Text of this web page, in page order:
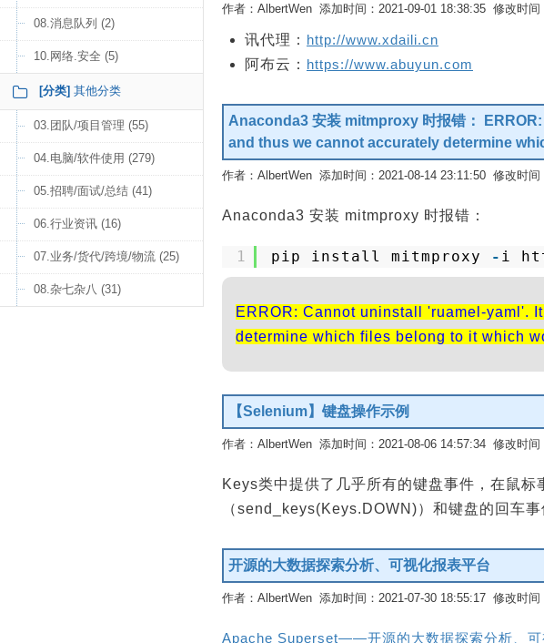
08.消息队列 (2)
10.网络.安全 (5)
[分类] 其他分类
03.团队/项目管理 (55)
04.电脑/软件使用 (279)
05.招聘/面试/总结 (41)
06.行业资讯 (16)
07.业务/货代/跨境/物流 (25)
08.杂七杂八 (31)
作者：AlbertWen 添加时间：2021-09-01 18:38:35 修改时间
讯代理： http://www.xdaili.cn
阿布云： https://www.abuyun.com
Anaconda3 安装 mitmproxy 时报错：
and thus we cannot accurately determine
作者：AlbertWen 添加时间：2021-08-14 23:11:50 修改时间
Anaconda3 安装 mitmproxy 时报错：
1 pip install mitmproxy - i
ERROR: Cannot uninstall 'ruamel-yaml'.
determine which files belong to it which
【Selenium】键盘操作示例
作者：AlbertWen 添加时间：2021-08-06 14:57:34 修改时间
Keys类中提供了几乎所有的键盘事件，在鼠
（send_keys(Keys.DOWN)）和键盘的回车
开源的大数据探索分析、可视化报表平台
作者：AlbertWen 添加时间：2021-07-30 18:55:17 修改时间
Apache Superset——开源的大数据探索分析、可